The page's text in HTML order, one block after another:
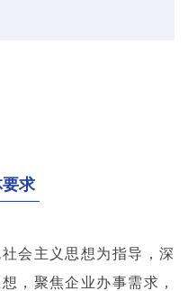
求
会主义思想为指导，深
，聚焦企业办事需求，